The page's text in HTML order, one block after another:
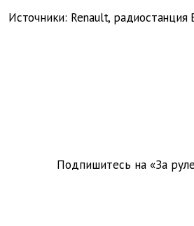
Источники: Renault, радиостанция
Подпишитесь на «За